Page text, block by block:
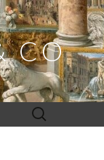
CO
Rechercher :